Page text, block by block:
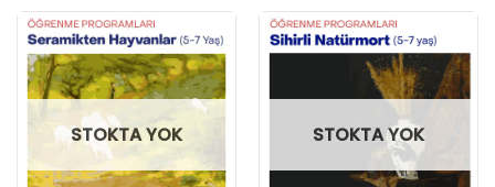
STOKTA YOK STOKTA YOK